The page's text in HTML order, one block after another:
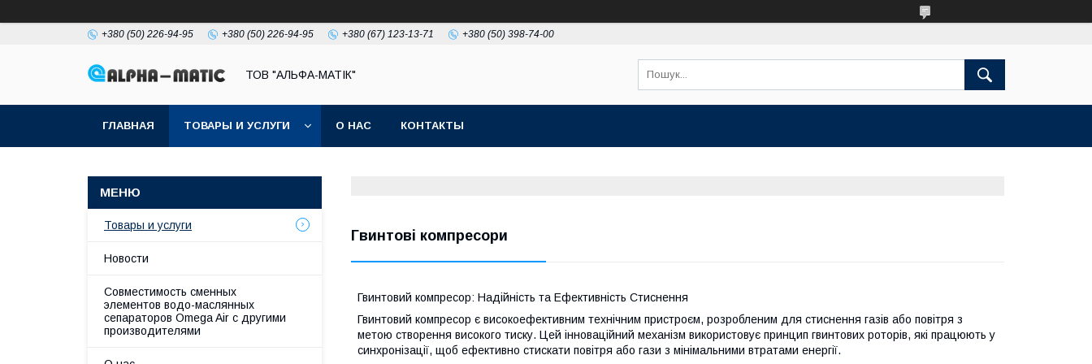
+380 (50) 226-94-95 +380 (50) 226-94-95 +380 (67) 123-13-71 +380 (50) 398-74-00
ТОВ "АЛЬФА-МАТІК"
ГЛАВНАЯ ТОВАРЫ И УСЛУГИ О НАС КОНТАКТЫ
Гвинтові компресори
Гвинтовий компресор: Надійність та Ефективність Стиснення
Гвинтовий компресор є високоефективним технічним пристроєм, розробленим для стиснення газів або повітря з
метою створення високого тиску. Цей інноваційний механізм використовує принцип гвинтових роторів, які працюють у
синхронізації, щоб ефективно стискати повітря або гази з мінімальними втратами енергії.
Товары и услуги
Новости
Совместимость сменных
элементов водо-маслянных
сепараторов Omega Air с другими
производителями